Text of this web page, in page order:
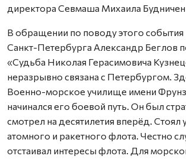
директора Севмаша Михаила
В обращении по поводу этого события
Санкт-Петербурга Александр Беглов
«Судьба Николая Герасимовича
неразрывно связана с Петербургом.
Военно-морское училище имени
начинался его боевой путь. Он был
смотрел на десятилетия вперёд. Стоял
атомного и ракетного флота. Честно
отстаивал интересы флота. Для